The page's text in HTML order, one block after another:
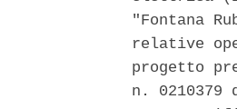
"Fontana
relative
progetto
n.